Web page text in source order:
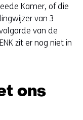
Kamer, of die
van 3
van de
zit er nog niet in
ons